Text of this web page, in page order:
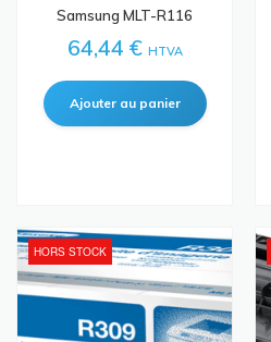
Samsung MLT-R116
64,44 € HTVA
HORS STOCK